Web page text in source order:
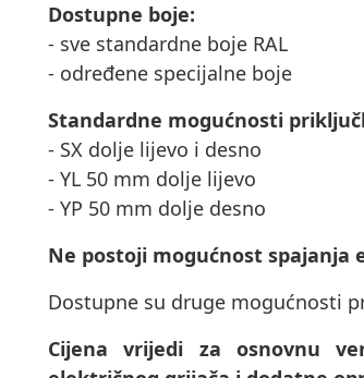
Dostupne boje:
- sve standardne boje RAL
- određene specijalne boje
Standardne mogućnosti
- SX dolje lijevo i desno
- YL 50 mm dolje lijevo
- YP 50 mm dolje desno
Ne postoji mogućnost spajanja
Dostupne su druge mogućnosti
Cijena vrijedi za osnovnu